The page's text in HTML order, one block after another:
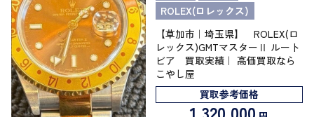
ROLEX(ロレックス)
【草加市｜埼玉県】 ROLEX(ロ
レックス)GMTマスターⅡ ルート
ビア 買取実績｜ 高価買取なら
こやし屋
買取参考価格